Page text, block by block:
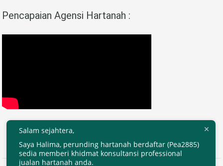
Pencapaian Agensi Hartanah :
Salam sejahtera,
Saya Halima, perunding hartanah berdaftar (Pea2885)
sedia memberi khidmat konsultansi professional
jualan hartanah anda.